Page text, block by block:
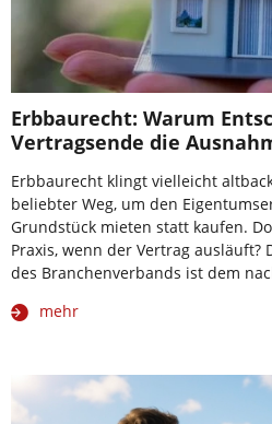
Erbbaurecht: Warum
Vertragsende die
Erbbaurecht klingt vielleicht
beliebter Weg, um den
Grundstück mieten statt kaufen.
Praxis, wenn der Vertrag
des Branchenverbands ist dem
mehr